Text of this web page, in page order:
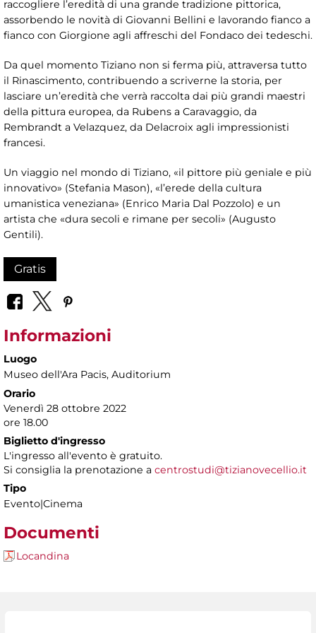
raccogliere l’eredità di una grande tradizione pittorica,
assorbendo le novità di Giovanni Bellini e lavorando fianco a
fianco con Giorgione agli affreschi del Fondaco dei tedeschi.
Da quel momento Tiziano non si ferma più, attraversa tutto
il Rinascimento, contribuendo a scriverne la storia, per
lasciare un’eredità che verrà raccolta dai più grandi maestri
della pittura europea, da Rubens a Caravaggio, da
Rembrandt a Velazquez, da Delacroix agli impressionisti
francesi.
Un viaggio nel mondo di Tiziano, «il pittore più geniale e più
innovativo» (Stefania Mason), «l’erede della cultura
umanistica veneziana» (Enrico Maria Dal Pozzolo) e un
artista che «dura secoli e rimane per secoli» (Augusto
Gentili).
Gratis
Informazioni
Luogo
Museo dell'Ara Pacis, Auditorium
Orario
Venerdì 28 ottobre 2022
ore 18.00
Biglietto d'ingresso
L'ingresso all'evento è gratuito.
Si consiglia la prenotazione a centrostudi@tizianovecellio.it
Tipo
Evento|Cinema
Documenti
Locandina